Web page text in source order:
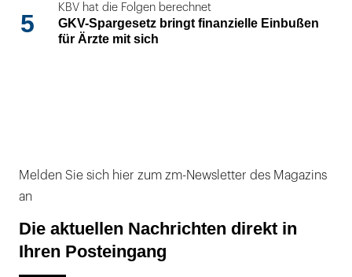
5
KBV hat die Folgen berechnet
GKV-Spargesetz bringt finanzielle Einbußen
für Ärzte mit sich
Melden Sie sich hier zum zm-Newsletter des Magazins
an
Die aktuellen Nachrichten direkt in
Ihren Posteingang